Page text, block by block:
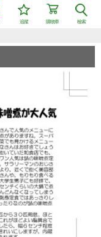
檢索
購物車
追蹤